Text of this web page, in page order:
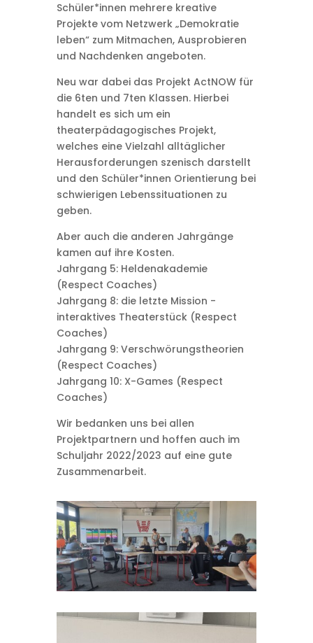
Schüler*innen mehrere kreative
Projekte vom Netzwerk „Demokratie
leben“ zum Mitmachen, Ausprobieren
und Nachdenken angeboten.
Neu war dabei das Projekt ActNOW für
die 6ten und 7ten Klassen. Hierbei
handelt es sich um ein
theaterpädagogisches Projekt,
welches eine Vielzahl alltäglicher
Herausforderungen szenisch darstellt
und den Schüler*innen Orientierung bei
schwierigen Lebenssituationen zu
geben.
Aber auch die anderen Jahrgänge
kamen auf ihre Kosten.
Jahrgang 5: Heldenakademie
(Respect Coaches)
Jahrgang 8: die letzte Mission -
interaktives Theaterstück (Respect
Coaches)
Jahrgang 9: Verschwörungstheorien
(Respect Coaches)
Jahrgang 10: X-Games (Respect
Coaches)
Wir bedanken uns bei allen
Projektpartnern und hoffen auch im
Schuljahr 2022/2023 auf eine gute
Zusammenarbeit.